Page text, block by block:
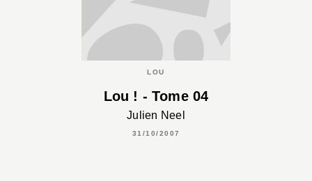
LOU
Lou ! - Tome 04
Julien Neel
31/10/2007